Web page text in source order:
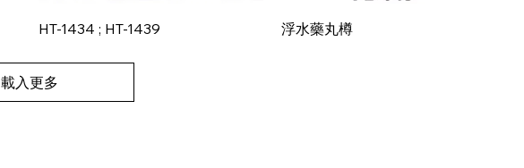
快速瀏覽
HT-1434 ; HT-1439 浮水藥丸樽
載入更多